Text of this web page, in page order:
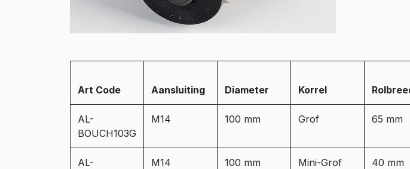
Art Code Aansluiting Diameter Korrel
AL-
BOUCH103G
M14 100 mm Grof 65 mm
AL-
M14 100 mm Mini-Grof 40 mm